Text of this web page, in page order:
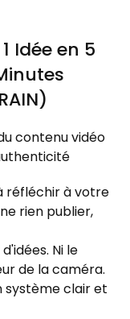
Idée en 5
contenu vidéo
réfléchir à votre
rien publier,
Ni le
de la caméra.
système clair et